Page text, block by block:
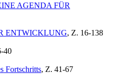
AGENDA FÜR
ENTWICKLUNG, Z. 16-138
40
Fortschritts, Z. 41-67